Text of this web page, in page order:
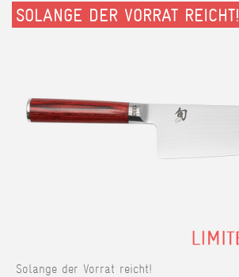
SOLANGE DER VORRAT REICHT!
Solange der Vorrat reicht!